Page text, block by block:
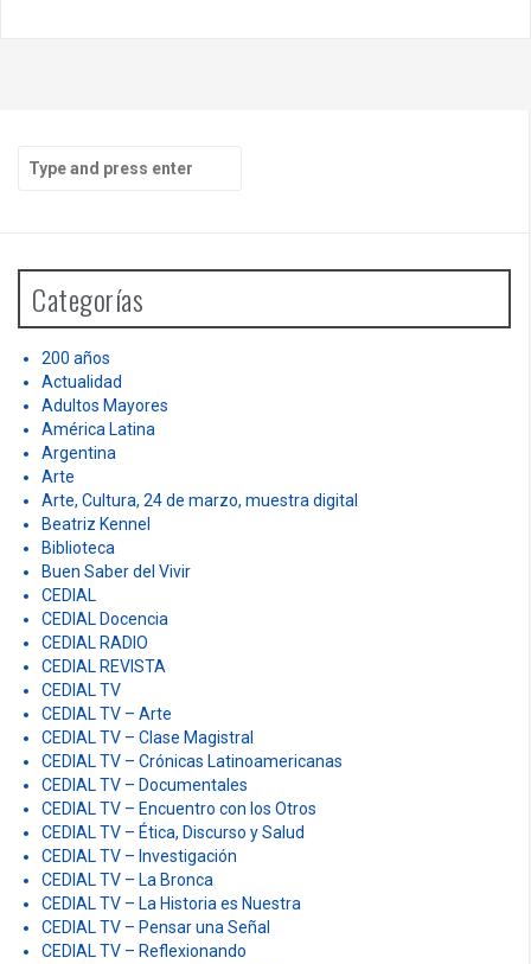
h
o
Categorías
200 años
Actualidad
Adultos Mayores
América Latina
Argentina
Arte
Arte, Cultura, 24 de marzo, muestra digital
Beatriz Kennel
Biblioteca
Buen Saber del Vivir
CEDIAL
CEDIAL Docencia
CEDIAL RADIO
CEDIAL REVISTA
CEDIAL TV
CEDIAL TV – Arte
CEDIAL TV – Clase Magistral
CEDIAL TV – Crónicas Latinoamericanas
CEDIAL TV – Documentales
CEDIAL TV – Encuentro con los Otros
CEDIAL TV – Ética, Discurso y Salud
CEDIAL TV – Investigación
CEDIAL TV – La Bronca
CEDIAL TV – La Historia es Nuestra
CEDIAL TV – Pensar una Señal
CEDIAL TV – Reflexionando